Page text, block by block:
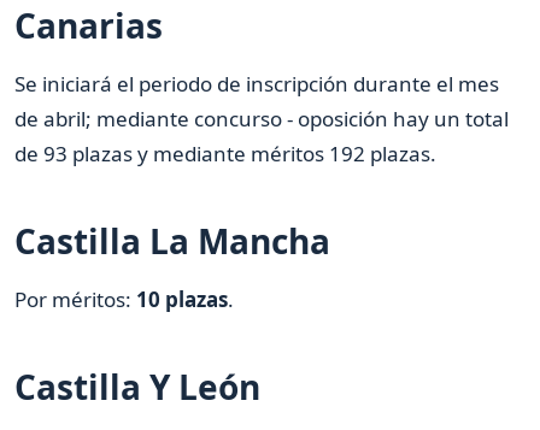
Canarias
Se iniciará el periodo de inscripción durante el mes
de abril; mediante concurso - oposición hay un total
de 93 plazas y mediante méritos 192 plazas.
Castilla La Mancha
Por méritos: 10 plazas.
Castilla Y León